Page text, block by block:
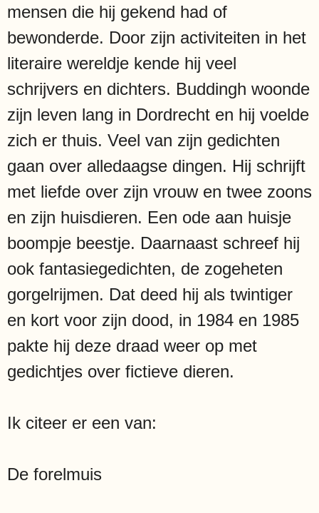
mensen die hij gekend had of
bewonderde. Door zijn activiteiten in het
literaire wereldje kende hij veel
schrijvers en dichters. Buddingh woonde
zijn leven lang in Dordrecht en hij voelde
zich er thuis. Veel van zijn gedichten
gaan over alledaagse dingen. Hij schrijft
met liefde over zijn vrouw en twee zoons
en zijn huisdieren. Een ode aan huisje
boompje beestje. Daarnaast schreef hij
ook fantasiegedichten, de zogeheten
gorgelrijmen. Dat deed hij als twintiger
en kort voor zijn dood, in 1984 en 1985
pakte hij deze draad weer op met
gedichtjes over fictieve dieren.
Ik citeer er een van:
De forelmuis